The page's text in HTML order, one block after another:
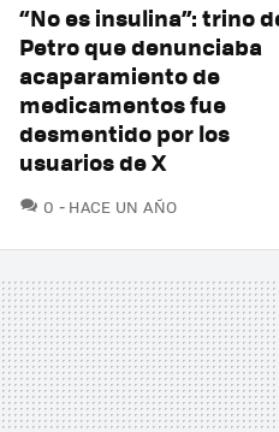
“No es insulina”: trino
Petro que denunciaba
acaparamiento de
medicamentos fue
desmentido por los
usuarios de X
0 COMENTARIOS
HACE UN AÑO